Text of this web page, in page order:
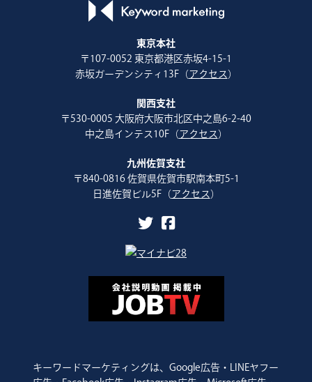
東京本社
〒107-0052 東京都港区赤坂4-15-1
赤坂ガーデンシティ13F（アクセス ）
関西支社
〒530-0005 大阪府大阪市北区中之島6-2-40
中之島インテス10F（アクセス ）
九州佐賀支社
〒840-0816 佐賀県佐賀市駅南本町5-1
日進佐賀ビル5F（アクセス ）
キーワードマーケティングは、Google広告・LINEヤフー